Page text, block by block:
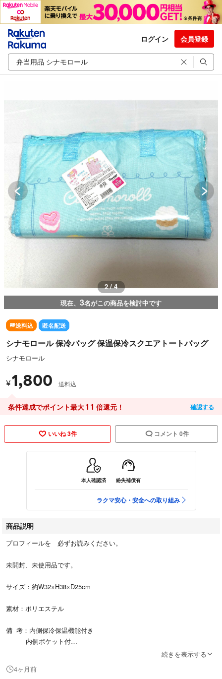
ログイン 会員登録
3 / 4
現在、 3名がこの商品を検討中です
送料込 匿名配送
シナモロール 保冷バッグ 保温保冷スクエアトートバッグ
シナモロール
¥1,800 送料込
条件達成でポイント最大11 倍還元！ 確認する
いいね 3件 コメント 0件
本人確認済 紛失補償有
ラクマ安心・安全への取り組み
商品説明
プロフィールを゙必ずお読みください。
未開封、未使用品です。
サイズ：約W32×H38×D25cm
素材：ポリエステル
備 考：内側保冷保温機能付き
内側ポケット付
続きを表示する
4ヶ月前